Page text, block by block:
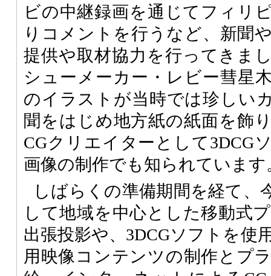
ビの中継録画を通じてフィリ
りコメントを行うなど、新聞
提供や取材協力を行ってきま
シューメーカー・レビー彗星
のイラストが当時では珍しい
聞をはじめ地方紙の紙面を飾
CGクリエイターとして3DCG
画像の制作でも知られています
しばらくの準備期間を経て、
して地域を中心とした移動式
出張投影や、3DCGソフトを使
用映像コンテンツの制作とプ